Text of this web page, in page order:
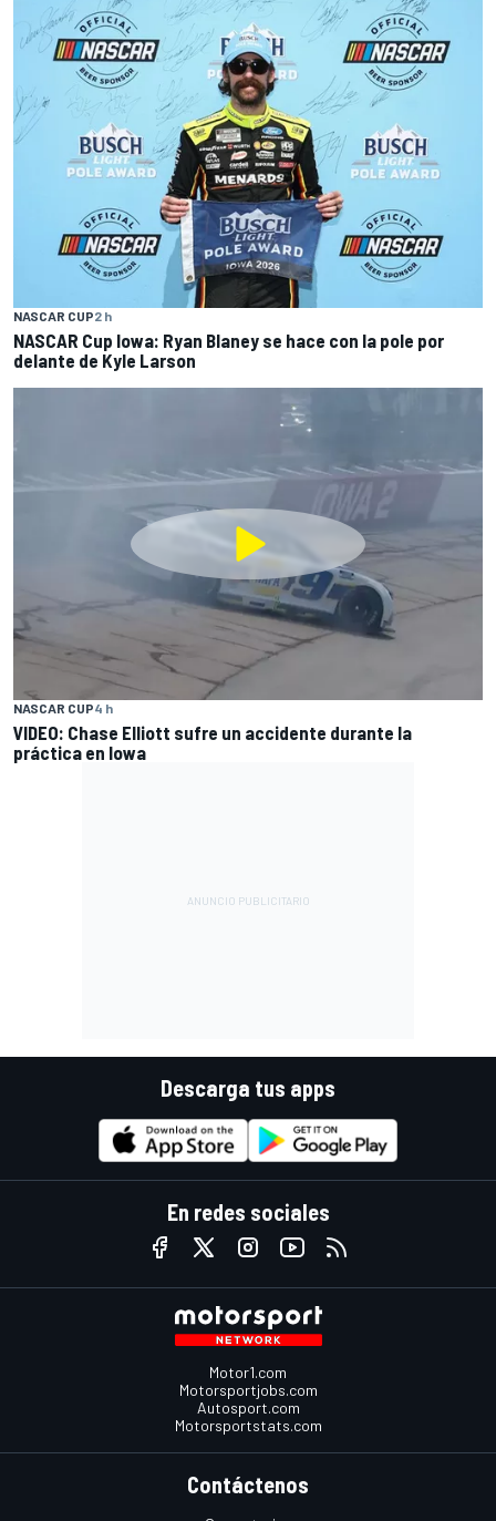
NASCAR CUP2 h
NASCAR Cup Iowa: Ryan Blaney se hace con la pole por
delante de Kyle Larson
NASCAR CUP4 h
VIDEO: Chase Elliott sufre un accidente durante la
práctica en Iowa
Descarga tus apps
En redes sociales
Motor1.com
Motorsportjobs.com
Autosport.com
Motorsportstats.com
Contáctenos